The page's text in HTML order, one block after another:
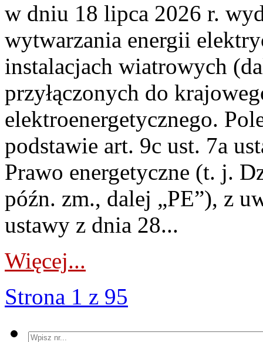
w dniu 18 lipca 2026 r.
wytwarzania energii
instalacjach wiatrowych
przyłączonych do
elektroenergetycznego.
podstawie art. 9c ust. 7a
Prawo energetyczne (t. j.
późn. zm., dalej „PE”), z
ustawy z dnia 28...
Więcej...
Strona 1 z 95